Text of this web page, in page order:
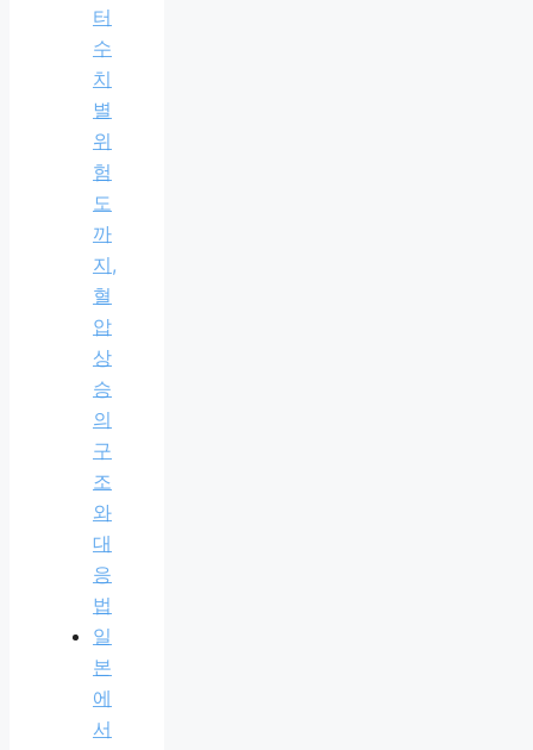
터
수
치
별
위
험
도
까
지,
혈
압
상
승
의
구
조
와
대
응
법
일
본
에
서